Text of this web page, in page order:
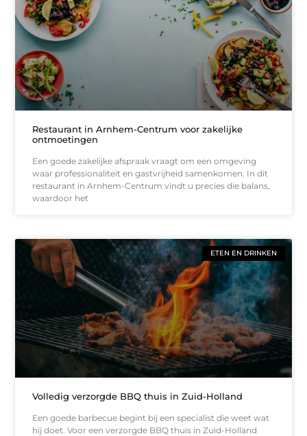
Restaurant in Arnhem-Centrum voor zakelijke
ontmoetingen
Een goede zakelijke afspraak vraagt om een omgeving
waar professionaliteit en gastvrijheid samenkomen. In dit
restaurant in Arnhem-Centrum vindt u precies die balans,
waardoor het
ETEN EN DRINKEN
Volledig verzorgde BBQ thuis in Zuid-Holland
Een goede barbecue begint bij een specialist die weet wat
hij doet. Voor een verzorgde BBQ thuis in Zuid-Holland